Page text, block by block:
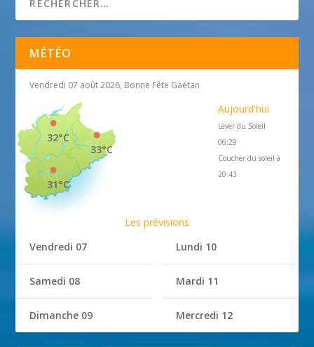
MÉTÉO
Vendredi 07 août 2026, Bonne Fête Gaétan
33°C
32°C
31°C
Aujourd'hui
Lever du Soleil
06:29
Coucher du soleil à
20:43
Les prévisions
Vendredi 07
Samedi 08
Dimanche 09
Lundi 10
Mardi 11
Mercredi 12